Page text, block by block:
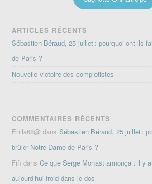
ARTICLES RÉCENTS
Sébastien Béraud, 25 juillet : pourquoi ont-ils
de Paris ?
Nouvelle victoire des complotistes
COMMENTAIRES RÉCENTS
Enila68@ dansSébastien Béraud, 25 juillet :
brûler Notre Dame de Paris ?
Fifi dansCe que Serge Monast annonçait il y
aujourd’hui froid dans le dos